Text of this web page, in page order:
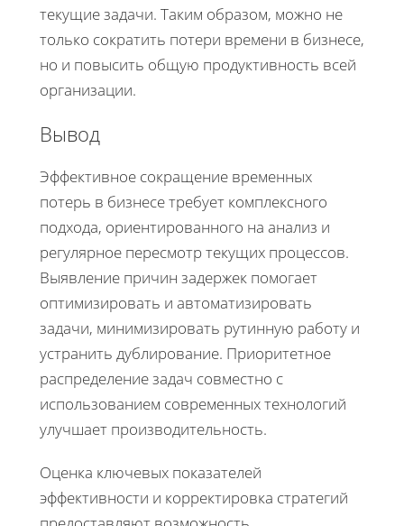
текущие задачи. Таким образом, можно не
только сократить потери времени в бизнесе,
но и повысить общую продуктивность всей
организации.
Вывод
Эффективное сокращение временных
потерь в бизнесе требует комплексного
подхода, ориентированного на анализ и
регулярное пересмотр текущих процессов.
Выявление причин задержек помогает
оптимизировать и автоматизировать
задачи, минимизировать рутинную работу и
устранить дублирование. Приоритетное
распределение задач совместно с
использованием современных технологий
улучшает производительность.
Оценка ключевых показателей
эффективности и корректировка стратегий